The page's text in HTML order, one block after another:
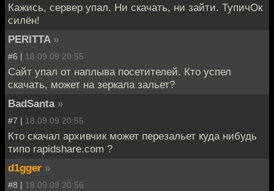
Кажись, сервер упал. Ни скачать, ни зайти. ТупичОк
силён!
PERITTA »
#6 | 18.09.09 20:55
Сайт упал от наплыва посетителей. Кто успел
скачать, может на зеркала зальет?
BadSanta »
#7 | 18.09.09 20:55
Кто скачал архивчик может перезальет куда нибудь
типо rapidshare.com ?
d1gger »
#8 | 18.09.09 20:56